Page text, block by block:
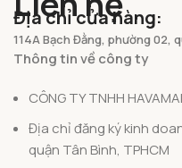
Địa chỉ cửa hàng:
114A Bạch Đằng, phường 02,
Thông tin về công ty
CÔNG TY TNHH
Địa chỉ đăng ký kinh
quận Tân Bình, TPHCM